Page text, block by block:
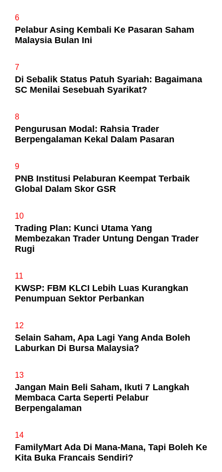
6
Pelabur Asing Kembali Ke Pasaran Saham
Malaysia Bulan Ini
7
Di Sebalik Status Patuh Syariah: Bagaimana
SC Menilai Sesebuah Syarikat?
8
Pengurusan Modal: Rahsia Trader
Berpengalaman Kekal Dalam Pasaran
9
PNB Institusi Pelaburan Keempat Terbaik
Global Dalam Skor GSR
10
Trading Plan: Kunci Utama Yang
Membezakan Trader Untung Dengan Trader
Rugi
11
KWSP: FBM KLCI Lebih Luas Kurangkan
Penumpuan Sektor Perbankan
12
Selain Saham, Apa Lagi Yang Anda Boleh
Laburkan Di Bursa Malaysia?
13
Jangan Main Beli Saham, Ikuti 7 Langkah
Membaca Carta Seperti Pelabur
Berpengalaman
14
FamilyMart Ada Di Mana-Mana, Tapi Boleh Ke
Kita Buka Francais Sendiri?